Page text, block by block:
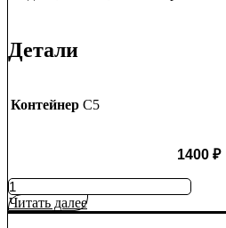
Детали
Контейнер C5
1400 ₽
Количество
товара
Яблоня
Читать далее